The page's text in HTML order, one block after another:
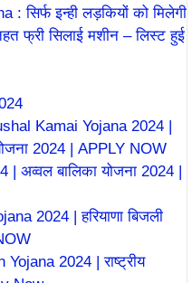
सिर्फ इन्ही लड़कियों को मिलेगी
फ्री सिलाई मशीन – लिस्ट हुई
Kamai Yojana 2024 |
2024 | APPLY NOW
अव्वल बालिका योजना 2024 |
2024 | हरियाणा बिजली
2024 | राष्ट्रीय